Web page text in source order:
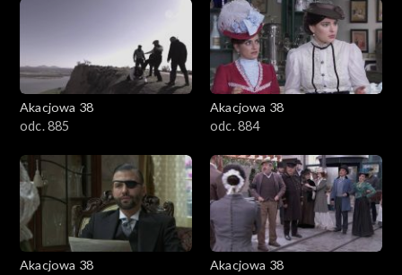
Akacjowa 38
odc. 885
Akacjowa 38
odc. 884
Akacjowa 38
Akacjowa 38